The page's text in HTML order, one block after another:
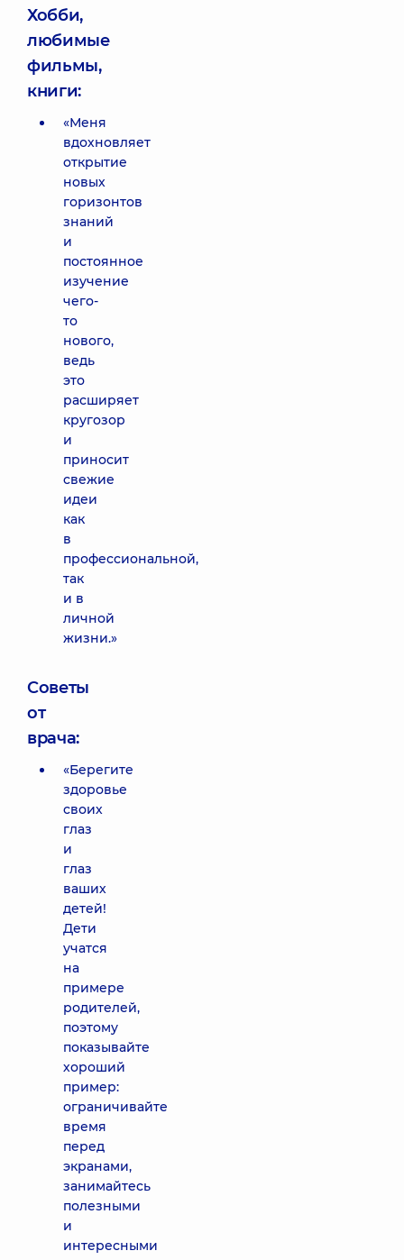
Хобби,
любимые
фильмы,
книги:
«Меня
вдохновляет
открытие
новых
горизонтов
знаний
и
постоянное
изучение
чего-
то
нового,
ведь
это
расширяет
кругозор
и
приносит
свежие
идеи
как
в
профессиональной,
так
и в
личной
жизни.»
Советы
от
врача:
«Берегите
здоровье
своих
глаз
и
глаз
ваших
детей!
Дети
учатся
на
примере
родителей,
поэтому
показывайте
хороший
пример:
ограничивайте
время
перед
экранами,
занимайтесь
полезными
и
интересными